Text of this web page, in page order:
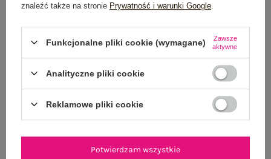
OPINIE O PRODUKCIE (0)
WYSYŁKA I DOSTAWA
OSTATNIO OGLĄDANE
znaleźć także na stronie Prywatność i warunki Google
Funkcjonalne pliki cookie (wymagane)
Zawsze
aktywne
Analityczne pliki cookie
Reklamowe pliki cookie
Potwierdzam wszystkie